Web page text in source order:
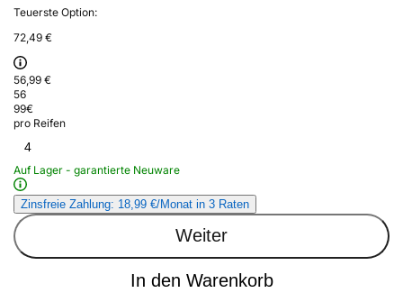
Teuerste Option:
72,49 €
56,99 €
56
99€
pro Reifen
4
Auf Lager - garantierte Neuware
Zinsfreie Zahlung: 18,99 €/Monat in 3 Raten
Weiter
In den Warenkorb